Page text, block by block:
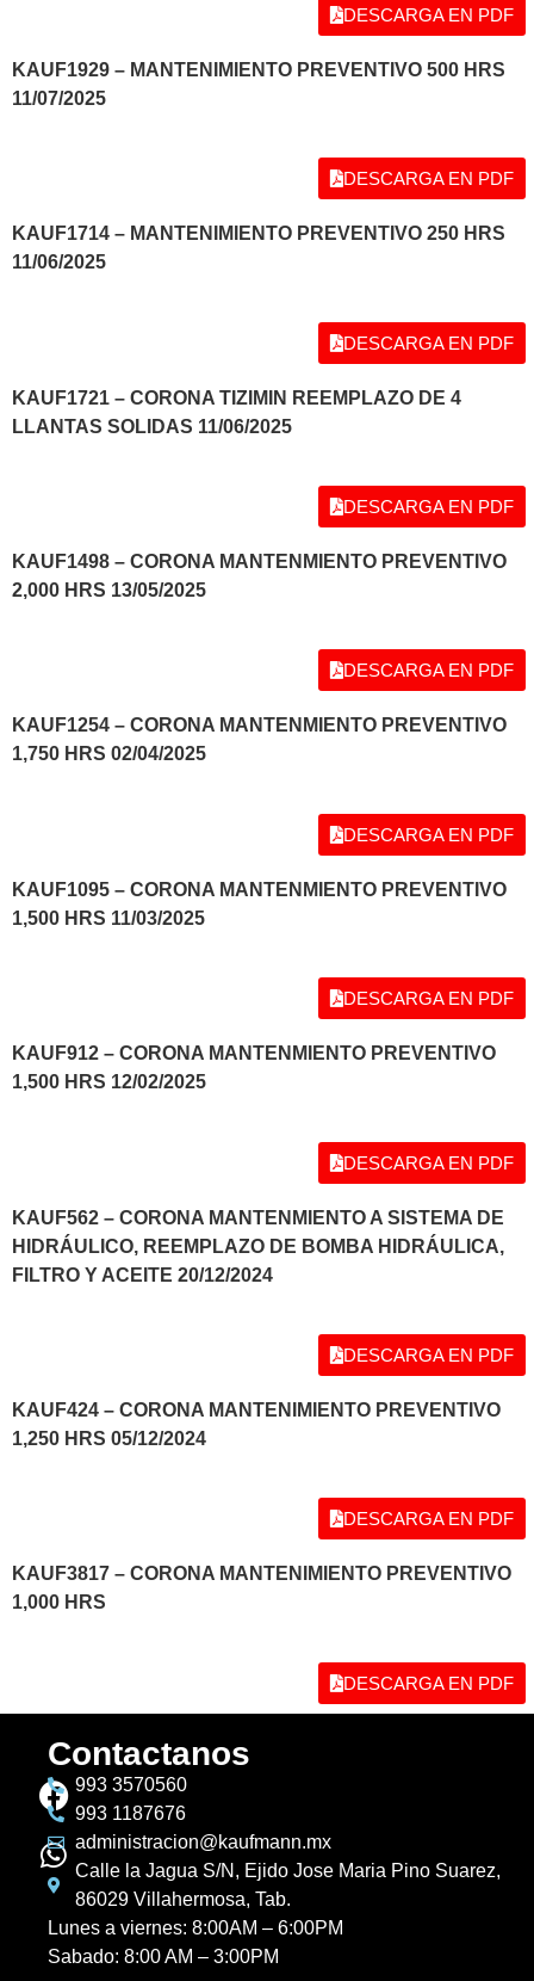
DESCARGA EN PDF
KAUF1929 – MANTENIMIENTO PREVENTIVO 500 HRS
11/07/2025
DESCARGA EN PDF
KAUF1714 – MANTENIMIENTO PREVENTIVO 250 HRS
11/06/2025
DESCARGA EN PDF
KAUF1721 – CORONA TIZIMIN REEMPLAZO DE 4
LLANTAS SOLIDAS 11/06/2025
DESCARGA EN PDF
KAUF1498 – CORONA MANTENMIENTO PREVENTIVO
2,000 HRS 13/05/2025
DESCARGA EN PDF
KAUF1254 – CORONA MANTENMIENTO PREVENTIVO
1,750 HRS 02/04/2025
DESCARGA EN PDF
KAUF1095 – CORONA MANTENMIENTO PREVENTIVO
1,500 HRS 11/03/2025
DESCARGA EN PDF
KAUF912 – CORONA MANTENMIENTO PREVENTIVO
1,500 HRS 12/02/2025
DESCARGA EN PDF
KAUF562 – CORONA MANTENMIENTO A SISTEMA DE
HIDRÁULICO, REEMPLAZO DE BOMBA HIDRÁULICA,
FILTRO Y ACEITE 20/12/2024
DESCARGA EN PDF
KAUF424 – CORONA MANTENIMIENTO PREVENTIVO
1,250 HRS 05/12/2024
DESCARGA EN PDF
KAUF3817 – CORONA MANTENIMIENTO PREVENTIVO
1,000 HRS
DESCARGA EN PDF
Contactanos
993 3570560
993 1187676
administracion@kaufmann.mx
Calle la Jagua S/N, Ejido Jose Maria Pino Suarez,
86029 Villahermosa, Tab.
Lunes a viernes: 8:00AM – 6:00PM
Sabado: 8:00 AM – 3:00PM